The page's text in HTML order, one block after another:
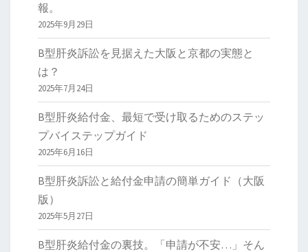
報。
2025年9月29日
B型肝炎訴訟を見据えた大阪と京都の実態と
は？
2025年7月24日
B型肝炎給付金、最短で受け取るためのステッ
プバイステップガイド
2025年6月16日
B型肝炎訴訟と給付金申請の簡単ガイド（大阪
版）
2025年5月27日
B型肝炎給付金の裏技。「申請が不安…」そん